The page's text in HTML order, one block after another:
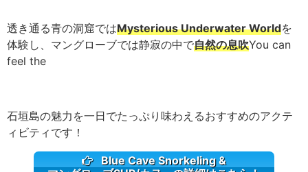
透き通る青の洞窟ではMysterious Underwater Worldを
体験し、マングローブでは静寂の中で自然の息吹You can
feel the
石垣島の魅力を一日でたっぷり味わえるおすすめのアクテ
ィビティです！
Blue Cave Snorkeling &